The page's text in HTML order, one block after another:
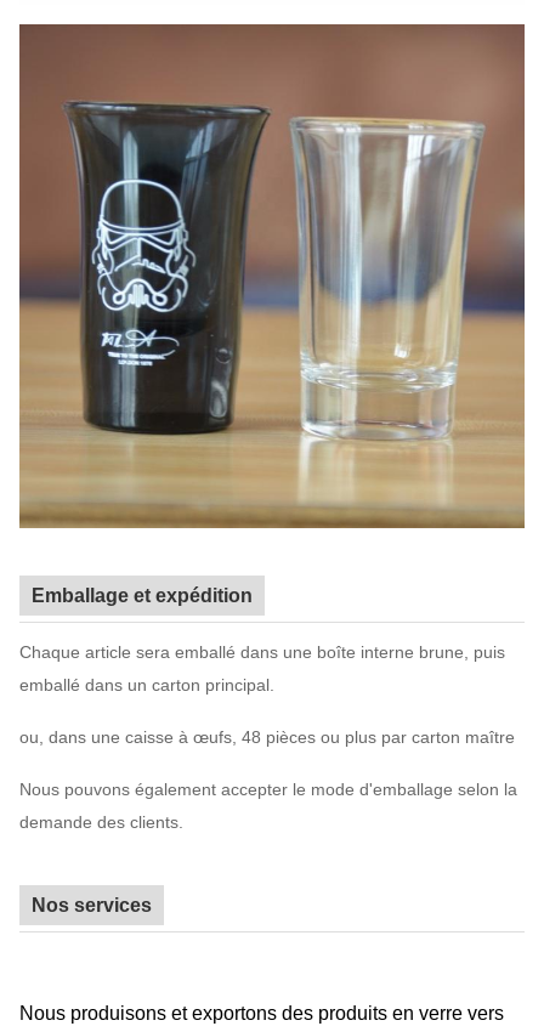
Emballage et expédition
Chaque article sera emballé dans une boîte interne brune, puis
emballé dans un carton principal.
ou, dans une caisse à œufs, 48 pièces ou plus par carton maître
Nous pouvons également accepter le mode d'emballage selon la
demande des clients.
Nos services
Nous produisons et exportons des produits en verre vers